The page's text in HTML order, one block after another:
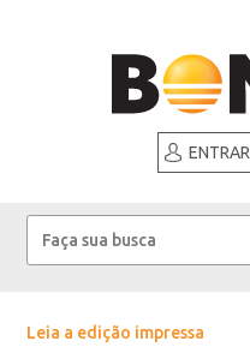
ENTRAR
Leia a edição impressa